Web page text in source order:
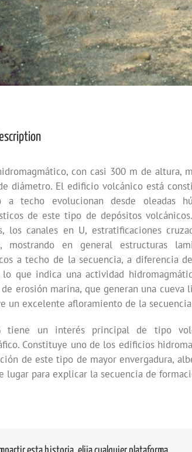
con casi 300 m de altura,
diámetro. El edificio volcánico está
a techo evolucionan desde oleadas
de este tipo de depósitos
los canales en U, estratificaciones
mostrando en general estructuras
a techo de la secuencia, a diferencia
lo que indica una actividad
de erosión marina, que generan una
un excelente afloramiento de la
tiene un interés principal de tipo
Constituye uno de los edificios
de este tipo de mayor envergadura,
lugar para explicar la secuencia de